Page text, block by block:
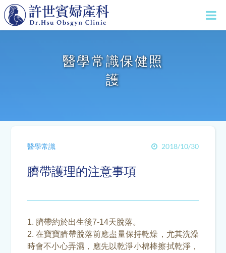
醫學常識保健照
護
醫學常識 2018/10/30
臍帶護理的注意事項
1. 臍帶約於出生後7-14天脫落。
2. 在寶寶臍帶脫落前應盡量保持乾燥，尤其洗澡
時會不小心弄濕，應先以乾淨小棉棒擦拭乾淨，